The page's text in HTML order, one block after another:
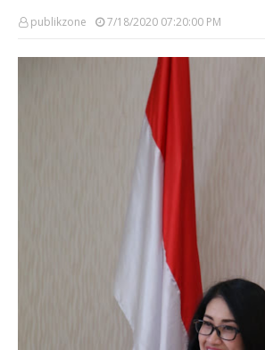
publikzone 7/18/2020 07:20:00 PM